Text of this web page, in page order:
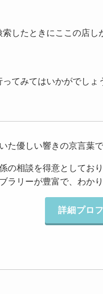
したときにここの店
てみてはいかがでしょ
た優しい響きの京言葉
の相談を得意としてお
ラリーが豊富で、わか
詳細プロ